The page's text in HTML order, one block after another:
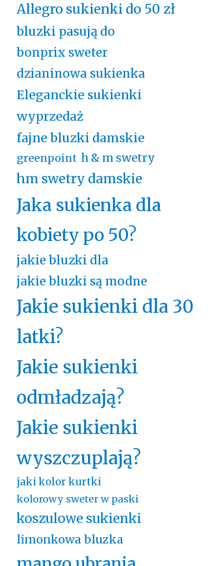
Allegro sukienki do 50 zł
bluzki pasują do
bonprix sweter
dzianinowa sukienka
Eleganckie sukienki
wyprzedaż
fajne bluzki damskie
greenpoint h & m swetry
hm swetry damskie
Jaka sukienka dla
kobiety po 50?
jakie bluzki dla
jakie bluzki są modne
Jakie sukienki dla 30
latki?
Jakie sukienki
odmładzają?
Jakie sukienki
wyszczuplają?
jaki kolor kurtki
kolorowy sweter w paski
koszulowe sukienki
limonkowa bluzka